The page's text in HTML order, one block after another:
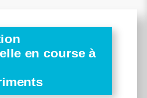
en course à